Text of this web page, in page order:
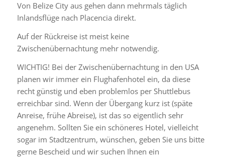
Von Belize City aus gehen dann mehrmals täglich
Inlandsflüge nach Placencia direkt.
Auf der Rückreise ist meist keine
Zwischenübernachtung mehr notwendig.
WICHTIG! Bei der Zwischenübernachtung in den USA
planen wir immer ein Flughafenhotel ein, da diese
recht günstig und eben problemlos per Shuttlebus
erreichbar sind. Wenn der Übergang kurz ist (späte
Anreise, frühe Abreise), ist das so eigentlich sehr
angenehm. Sollten Sie ein schöneres Hotel, vielleicht
sogar im Stadtzentrum, wünschen, geben Sie uns bitte
gerne Bescheid und wir suchen Ihnen ein